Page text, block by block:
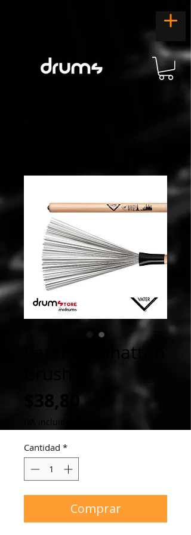
Vater Manhattan
$38,80Precio
IVA incluido
Cantidad *
Comprar